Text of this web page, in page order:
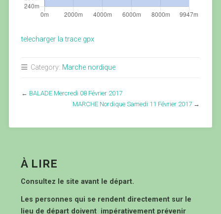
telecharger la trace gpx
Category: Marche nordique
← BALADE Mercredi 08 Février 2017
MARCHE Nordique Samedi 11 Février 2017 →
À LIRE
Consultez le site avant le départ.
Les personnes qui se rendent directement sur le
lieu de départ doivent impérativement prévenir